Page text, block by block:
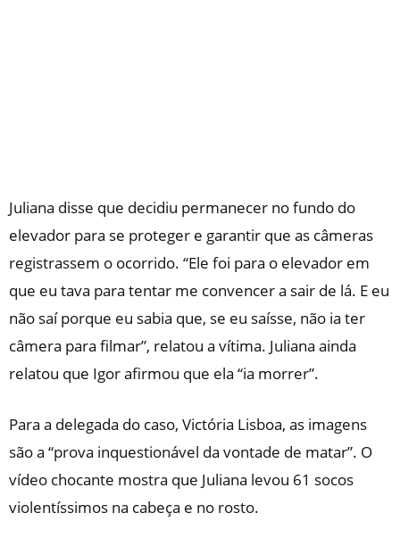
Juliana disse que decidiu permanecer no fundo do
elevador para se proteger e garantir que as câmeras
registrassem o ocorrido. “Ele foi para o elevador em
que eu tava para tentar me convencer a sair de lá. E eu
não saí porque eu sabia que, se eu saísse, não ia ter
câmera para filmar”, relatou a vítima. Juliana ainda
relatou que Igor afirmou que ela “ia morrer”.
Para a delegada do caso, Victória Lisboa, as imagens
são a “prova inquestionável da vontade de matar”. O
vídeo chocante mostra que Juliana levou 61 socos
violentíssimos na cabeça e no rosto.